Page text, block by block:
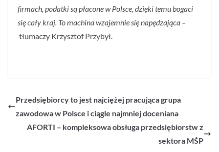
firmach, podatki są płacone w Polsce, dzięki temu bogaci
się cały kraj. To machina wzajemnie się napędzająca –
tłumaczy Krzysztof Przybył.
Przedsiębiorcy to jest najciężej pracująca grupa
zawodowa w Polsce i ciągle najmniej doceniana
AFORTI – kompleksowa obsługa przedsiębiorstw z
sektora MŚP